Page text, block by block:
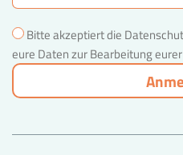
Bitte akzeptiert die
eure Daten zur Bearbeitung